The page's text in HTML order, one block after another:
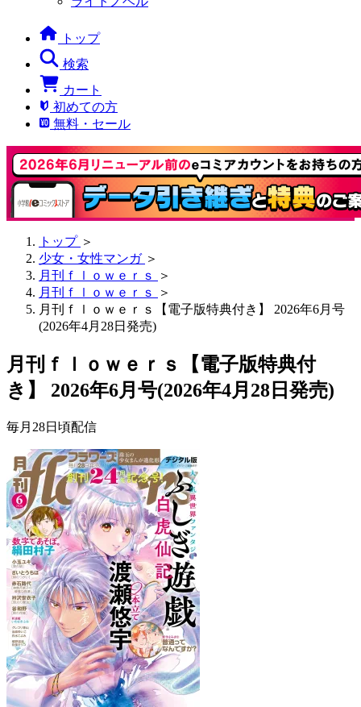
トップ
検索
カート
初めての方
無料・セール
トップ ＞
少女・女性マンガ ＞
月刊ｆｌｏｗｅｒｓ
＞
月刊ｆｌｏｗｅｒｓ
＞
月刊ｆｌｏｗｅｒｓ【電子版特典付き】 2026年6月号
(2026年4月28日発売)
月刊ｆｌｏｗｅｒｓ【電子版特典付
き】 2026年6月号(2026年4月28日発売)
毎月28日頃配信